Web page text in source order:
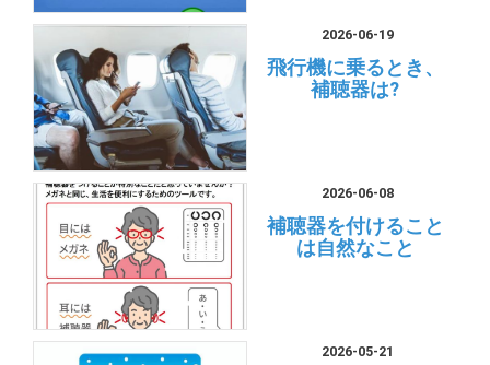
2026-06-19
飛行機に乗るとき、
補聴器は?
2026-06-08
補聴器を付けること
は自然なこと
2026-05-21